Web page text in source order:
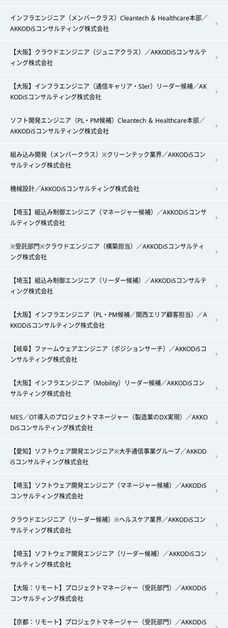
インフラエンジニア（メンバークラス）Cleantech ＆ Healthcare本部／
AKKODiSコンサルティング株式会社
【大阪】クラウドエンジニア（ジュニアクラス）／AKKODiSコンサルテ
ィング株式会社
【大阪】インフラエンジニア（通信キャリア・SIer）リーダー候補／AK
KODiSコンサルティング株式会社
ソフト開発エンジニア（PL・PM候補）Cleantech ＆ Healthcare本部／
AKKODiSコンサルティング株式会社
組み込み開発（メンバークラス）※クリーンテック業界／AKKODiSコン
サルティング株式会社
機械設計／AKKODiSコンサルティング株式会社
【埼玉】組込み制御エンジニア（マネージャー候補）／AKKODiSコンサ
ルティング株式会社
※受託部門※クラウドエンジニア（構築担当）／AKKODiSコンサルティ
ング株式会社
【埼玉】組込み制御エンジニア（リーダー候補）／AKKODiSコンサルテ
ィング株式会社
【大阪】インフラエンジニア（PL・PM候補／関西エリア顧客担当）／A
KKODiSコンサルティング株式会社
【岐阜】ファームウェアエンジニア（ポジションサーチ）／AKKODiSコ
ンサルティング株式会社
【大阪】インフラエンジニア（Mobility）リーダー候補／AKKODiSコン
サルティング株式会社
MES／OT導入のプロジェクトマネージャー（製造業のDX実現）／AKKO
DiSコンサルティング株式会社
【愛知】ソフトウェア開発エンジニア※大手通信事業グループ／AKKOD
iSコンサルティング株式会社
【埼玉】ソフトウェア開発エンジニア（マネージャー候補）／AKKODiS
コンサルティング株式会社
クラウドエンジニア（リーダー候補）※ヘルスケア業界／AKKODiSコン
サルティング株式会社
【埼玉】ソフトウェア開発エンジニア（リーダー候補）／AKKODiSコン
サルティング株式会社
【大阪：リモート】プロジェクトマネージャー（受託部門）／AKKODiS
コンサルティング株式会社
【京都：リモート】プロジェクトマネージャー（受託部門）／AKKODiS